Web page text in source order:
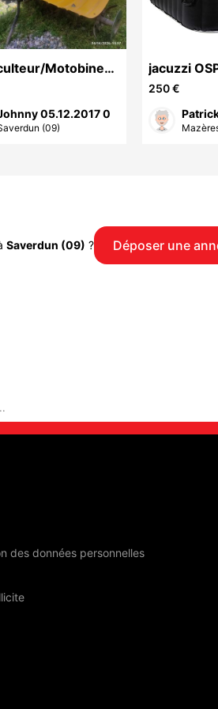
Motobineuse
3,7 KW 6
05.12.2017 0
(09)
jacuzzi
250 €
Saverdun (09) ? Déposer une
des données personnelles